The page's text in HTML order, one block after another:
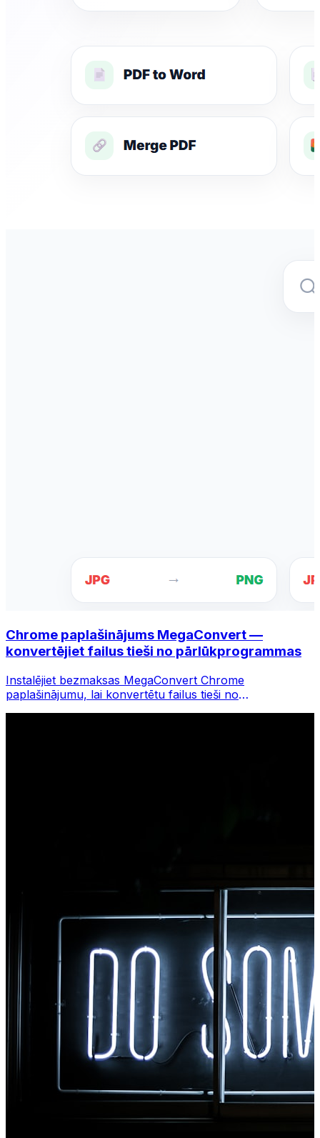
Chrome paplašinājums MegaConvert —
konvertējiet failus tieši no pārlūkprogrammas
Instalējiet bezmaksas MegaConvert Chrome
paplašinājumu, lai konvertētu failus tieši no